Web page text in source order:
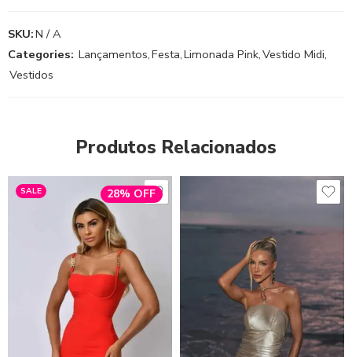
SKU:N / A
Categories: Lançamentos,Festa,Limonada Pink,Vestido Midi,
Vestidos
Produtos Relacionados
SALE 28% OFF